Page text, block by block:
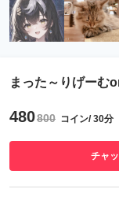
まった～りげーむ
480800 コイン/ 30分
チャ